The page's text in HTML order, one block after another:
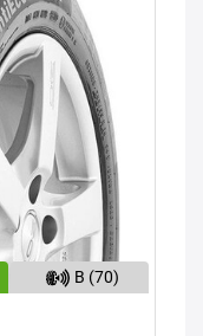
B (70)